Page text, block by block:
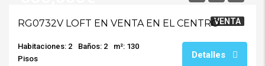
VENTA
RG0732V LOFT EN VENTA EN EL CENTRO
Habitaciones: 2 Baños: 2
m²: 130
Pisos
Detalles